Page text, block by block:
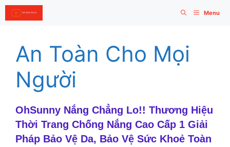
Skip
to
Menu
An Toàn Cho Mọi
Người
OhSunny Nắng Chẳng Lo!! Thương Hiệu
Thời Trang Chống Nắng Cao Cấp 1 Giải
Pháp Bảo Vệ Da, Bảo Vệ Sức Khoẻ Toàn